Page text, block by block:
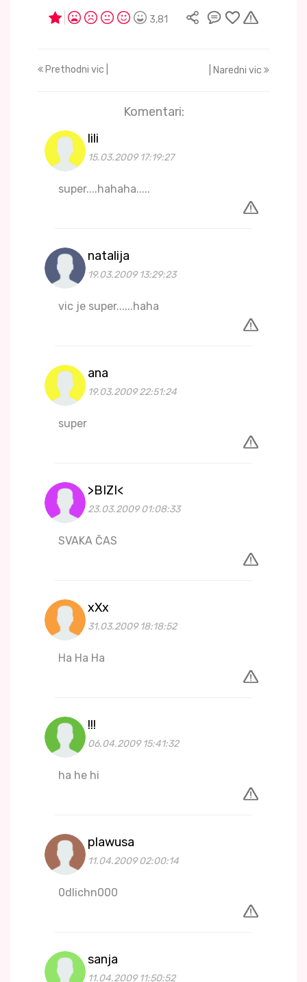
3,81
Prethodni vic | | Naredni vic
Komentari:
lili
15.03.2009 17:19:27
super....hahaha.....
natalija
19.03.2009 13:29:23
vic je super......haha
ana
19.03.2009 22:51:24
super
>BIZI<
23.03.2009 01:08:33
SVAKA ČAS
xXx
31.03.2009 18:18:52
Ha Ha Ha
!!!
06.04.2009 15:41:32
ha he hi
plawusa
11.04.2009 02:00:14
0dlichn000
sanja
11.04.2009 11:50:52